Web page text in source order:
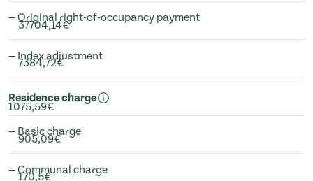
— Original right-of-occupancy payment
37704,14€
— Index adjustment
7384,72€
Residence charge
1075,59€
— Basic charge
905,09€
— Communal charge
170,5€